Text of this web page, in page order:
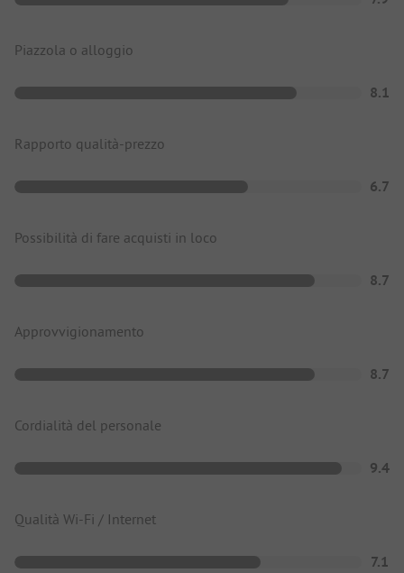
Piazzola o alloggio
8.1
Rapporto qualità-prezzo
6.7
Possibilità di fare acquisti in loco
8.7
Approvvigionamento
8.7
Cordialità del personale
9.4
Qualità Wi-Fi / Internet
7.1